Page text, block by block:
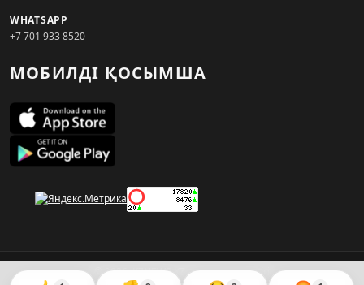
WHATSAPP
+7 701 933 8520
МОБИЛДІ ҚОСЫМША
© 2026. KZNEWS.KZ ақпарат агенттігі